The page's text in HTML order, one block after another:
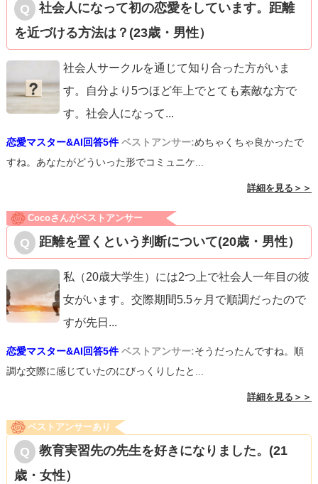
社会人になって初の恋愛をしています。距離
を近づける方法は？(23歳・男性）
社会人サークルを通じて知り合った方がいま
す。自分より5つほど年上でとても素敵な方で
す。社会人になって...
恋愛マスター&AI回答5件 ベストアンサー:めちゃくちゃ良かったで
すね。あなたがどういった形でコミュニケ...
詳細を見る＞＞
Cocoさんがベストアンサー
距離を置くという判断について(20歳・男性）
私（20歳大学生）には2つ上で社会人一年目の彼
女がいます。交際期間5.5ヶ月で順調だったので
すが先日 ...
恋愛マスター&AI回答5件 ベストアンサー:そうだったんですね。順
調な交際に感じていたのにびっくりしたと...
詳細を見る＞＞
ベストアンサーあり
教育実習先の先生を好きになりました。(21
歳・女性）